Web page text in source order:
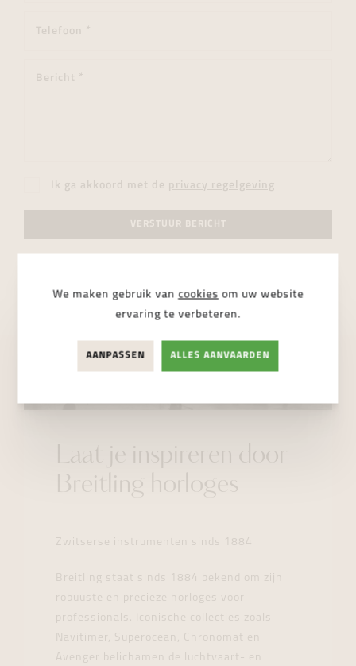
Ik ga akkoord met de privacy regelgeving
VERSTUUR BERICHT
Laat je inspireren door
Breitling horloges
Zwitserse instrumenten sinds 1884
Breitling staat sinds 1884 bekend om zijn
robuuste en precieze horloges voor
professionals. Iconische collecties zoals
Navitimer, Superocean, Chronomat en
Avenger belichamen de luchtvaart- en
We maken gebruik van cookies om uw website
ervaring te verbeteren.
AANPASSEN ALLES AANVAARDEN